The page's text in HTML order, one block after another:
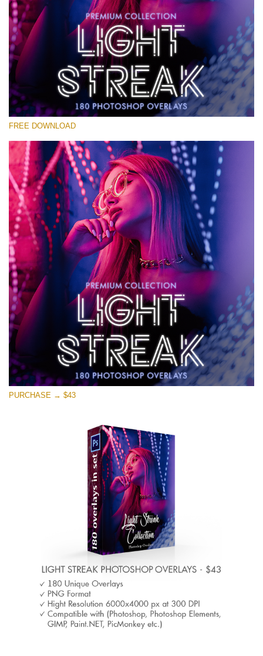
Please select
Free Photoshop Overlay #17
Small 800*533px
Light Streak
(180 Overlays)
Fairy Tale (344 Overlays)
Large 6000*4000px
Entire Collection
(1783 Overlays)
Large 6000*4000px
Free download
FREE DOWNLOAD
PURCHASE → $43